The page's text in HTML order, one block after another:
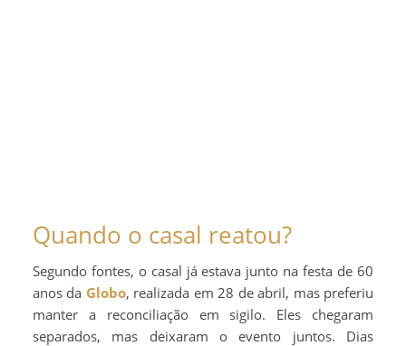
Quando o casal reatou?
Segundo fontes, o casal já estava junto na festa de 60
anos da Globo, realizada em 28 de abril, mas preferiu
manter a reconciliação em sigilo. Eles chegaram
separados, mas deixaram o evento juntos. Dias